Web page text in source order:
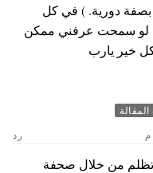
بصفة دورية. ) في كل
لو سمحت عرفني ممكن
كل خير يارب
رد
تظلم من خلال صحفة